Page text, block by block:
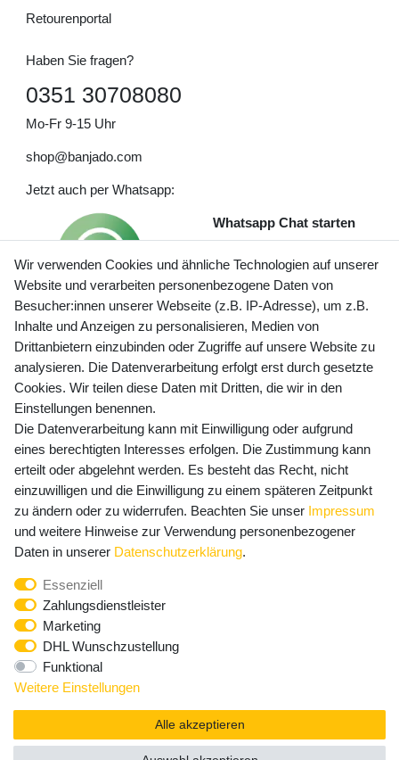
Retourenportal
Haben Sie fragen?
0351 30708080
Mo-Fr 9-15 Uhr
shop@banjado.com
Jetzt auch per Whatsapp:
Whatsapp Chat starten
Preisangaben inkl. gesetzl. MwSt. und zzgl. Service- und
Versandkosten
Newsletter Anmeldung - Keine Angebote
mehr verpassen!
E-MAIL **
Newsletter
Honig
Hiermit bestätige ich, dass ich dieDaten­schutz­erklärung
widerrufen.**
Abonnieren
** Hierbei handelt es sich um ein Pflichtfeld.
Wir verwenden Cookies und ähnliche Technologien auf unserer
Website und verarbeiten personenbezogene Daten von
Besucher:innen unserer Webseite (z.B. IP-Adresse), um z.B.
Inhalte und Anzeigen zu personalisieren, Medien von
Drittanbietern einzubinden oder Zugriffe auf unsere Website zu
analysieren. Die Datenverarbeitung erfolgt erst durch gesetzte
Cookies. Wir teilen diese Daten mit Dritten, die wir in den
Einstellungen benennen.
Die Datenverarbeitung kann mit Einwilligung oder aufgrund
eines berechtigten Interesses erfolgen. Die Zustimmung kann
erteilt oder abgelehnt werden. Es besteht das Recht, nicht
einzuwilligen und die Einwilligung zu einem späteren Zeitpunkt
zu ändern oder zu widerrufen. Beachten Sie unser Impressum
und weitere Hinweise zur Verwendung personenbezogener
Daten in unserer Daten­schutz­erklärung.
Essenziell
Zahlungsdienstleister
Marketing
DHL Wunschzustellung
Funktional
Weitere Einstellungen
Alle akzeptieren